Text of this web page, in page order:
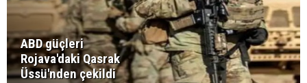
ABD güçleri
Rojava'daki Qasrak
Üssü'nden çekildi